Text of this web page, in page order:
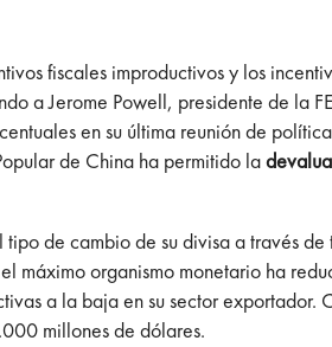
fiscales improductivos y los
a Jerome Powell, presidente de la
en su última reunión de
de China ha permitido la
de cambio de su divisa a través de
máximo organismo monetario ha
a la baja en su sector exportador.
millones de dólares.